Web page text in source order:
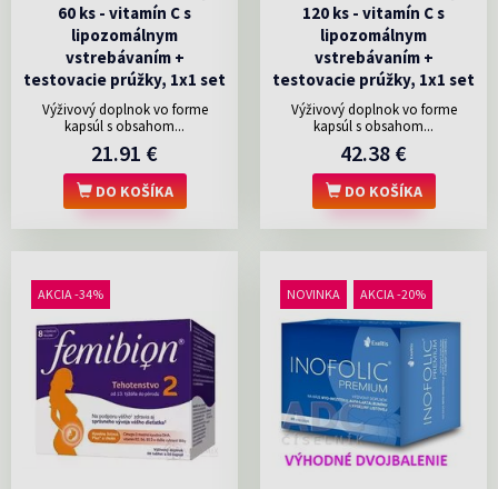
60 ks - vitamín C s
lipozomálnym
vstrebávaním +
testovacie prúžky, 1x1 set
Výživový doplnok vo forme
kapsúl s obsahom...
21.91 €
DO KOŠÍKA
120 ks - vitamín C s
lipozomálnym
vstrebávaním +
testovacie prúžky, 1x1 set
Výživový doplnok vo forme
kapsúl s obsahom...
42.38 €
DO KOŠÍKA
AKCIA -34% NOVINKA AKCIA -20%